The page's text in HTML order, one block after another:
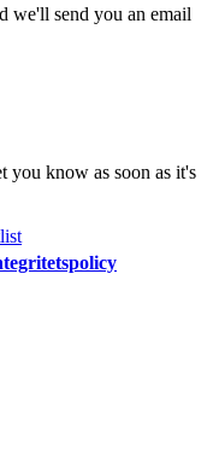
we'll send you an email
you know as soon as it's